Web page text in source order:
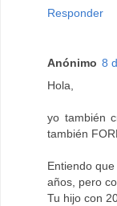
Responder
Anónimo 8
Hola,
yo también
también
Entiendo
años, pero
Tu hijo con